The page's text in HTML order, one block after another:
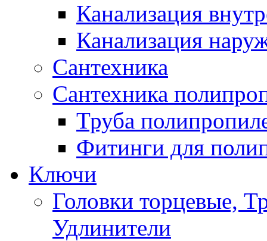
Канализация
Канализация
Сантехника
Сантехника
Труба
Фитинги для
Ключи
Головки торцевые,
Удлинители